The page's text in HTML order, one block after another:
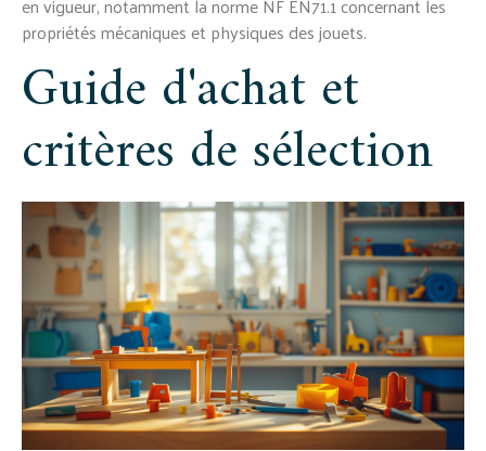
propriétés mécaniques et physiques des jouets.
Guide d'achat et
critères de sélection